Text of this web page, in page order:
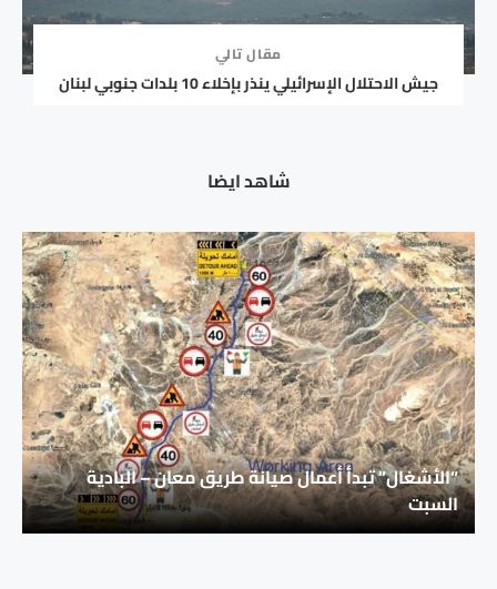
مقال تالي
جيش الاحتلال الإسرائيلي ينذر بإخلاء 10 بلدات جنوبي لبنان
شاهد ايضا
“الأشغال” تبدأ أعمال صيانة طريق معان – البادية
السبت